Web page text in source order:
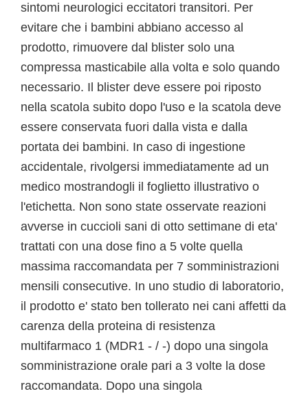
sintomi neurologici eccitatori transitori. Per
evitare che i bambini abbiano accesso al
prodotto, rimuovere dal blister solo una
compressa masticabile alla volta e solo quando
necessario. Il blister deve essere poi riposto
nella scatola subito dopo l'uso e la scatola deve
essere conservata fuori dalla vista e dalla
portata dei bambini. In caso di ingestione
accidentale, rivolgersi immediatamente ad un
medico mostrandogli il foglietto illustrativo o
l'etichetta. Non sono state osservate reazioni
avverse in cuccioli sani di otto settimane di eta'
trattati con una dose fino a 5 volte quella
massima raccomandata per 7 somministrazioni
mensili consecutive. In uno studio di laboratorio,
il prodotto e' stato ben tollerato nei cani affetti da
carenza della proteina di resistenza
multifarmaco 1 (MDR1 - / -) dopo una singola
somministrazione orale pari a 3 volte la dose
raccomandata. Dopo una singola